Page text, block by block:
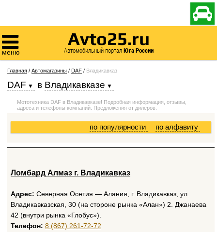


меню
Avto25.ru
Автомобильный порталЮга России
Главная / Автомагазины / DAF / Владикавказ
DAF в Владикавказе
Мототехника DAF в Владикавказе! Подробная информация, отзывы,
адреса и телефоны компаний. Предложения от дилеров.
по алфавиту
по популярности
Ломбард Алмаз г. Владикавказ
Адрес: Северная Осетия — Алания, г. Владикавказ, ул.
Владикавказская, 30 (на стороне рынка «Алан») 2. Джанаева
42 (внутри рынка «Глобус»).
Телефон: 8 (867) 261-72-72